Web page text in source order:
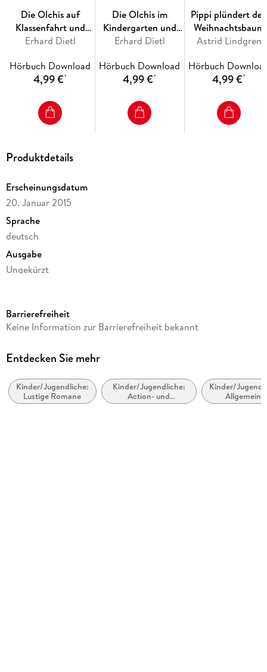
Die Olchis auf
Klassenfahrt und
andere Geschichten
Erhard Dietl
Hörbuch Download
4,99 €*
Die Olchis im
Kindergarten und
zwei weitere
Erhard Dietl
Hörbuch Download
4,99 €*
Pippi plündert den
Weihnachtsbaum
und eine weitere
Astrid Lindgren
Hörbuch
4,99 €*
Produktdetails
Erscheinungsdatum
20. Januar 2015
Sprache
deutsch
Ausgabe
Ungekürzt
Laufzeit
Altersempfehlung
Reihe
Ohrwürmchen
Barrierefreiheit
Keine Information zur Barrierefreiheit bekannt
Entdecken Sie mehr
Kinder/Jugendliche:
Lustige Romane
Kinder/Jugendliche:
Action- und
Abenteuergeschichten
Kinder/
Allgemeine
Interessen: